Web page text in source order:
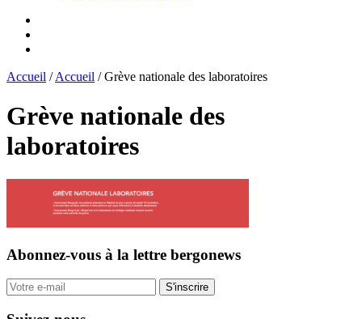
Accueil /Accueil /Grève nationale des laboratoires
Grève nationale des
laboratoires
Abonnez-vous à la lettre bergonews
S'inscrire